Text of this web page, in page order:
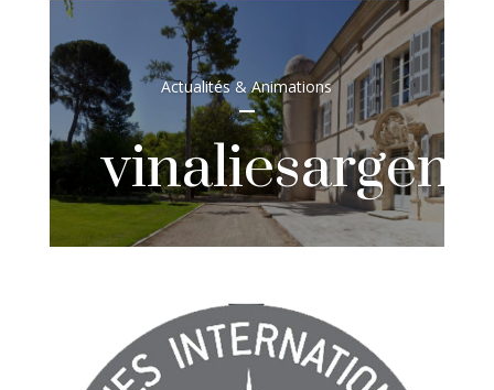
Actualités & Animations
vinaliesargent